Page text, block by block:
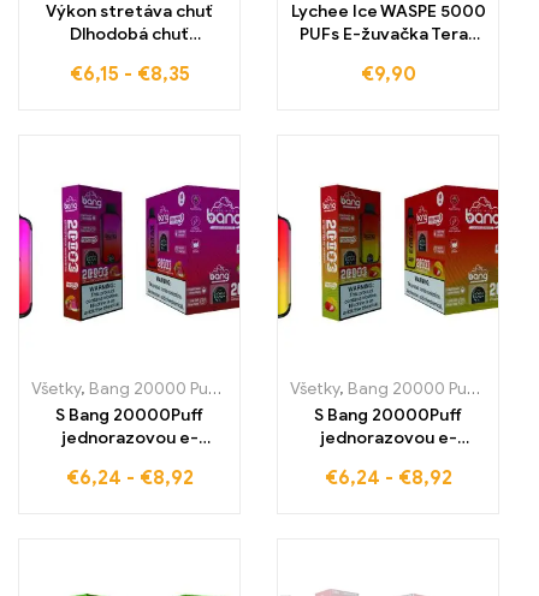
Výkon stretáva chuť
Dlhodobá chuť
melónu s prvotriednou
€6,15 - €8,35
Lychee Ice WASPE 5000
PUFs E-žuvačka Teraz
veľkoobchodné ceny –
€9,90
Všetky, Bang 20000 Pufov Jednorazové e-cigaretky,
S Bang 20000Puff
jednorazovou e-
dokonalú kombináciu
€6,24 - €8,92
Všetky, Bang 20000 Pufov
S Bang 20000Puff
jednorazovou e-
vychutnáte dokonalú
€6,24 - €8,92